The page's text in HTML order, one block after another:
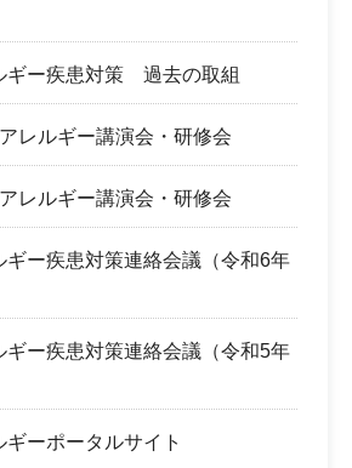
ギー疾患対策 過去の取組
レルギー講演会・研修会
レルギー講演会・研修会
ギー疾患対策連絡会議（令和6年
ギー疾患対策連絡会議（令和5年
ギーポータルサイト